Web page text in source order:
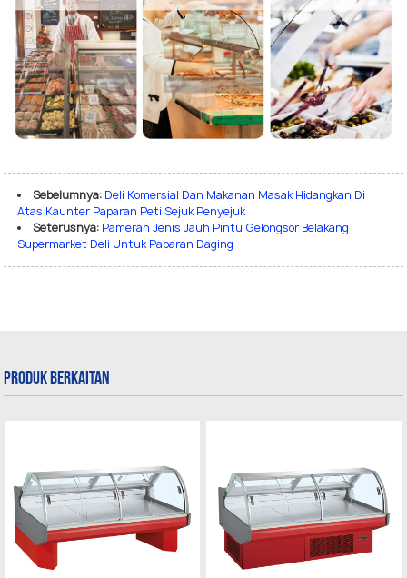
Sebelumnya: Deli Komersial Dan Makanan Masak Hidangkan Di
Atas Kaunter Paparan Peti Sejuk Penyejuk
Seterusnya: Pameran Jenis Jauh Pintu Gelongsor Belakang
Supermarket Deli Untuk Paparan Daging
Produk Berkaitan